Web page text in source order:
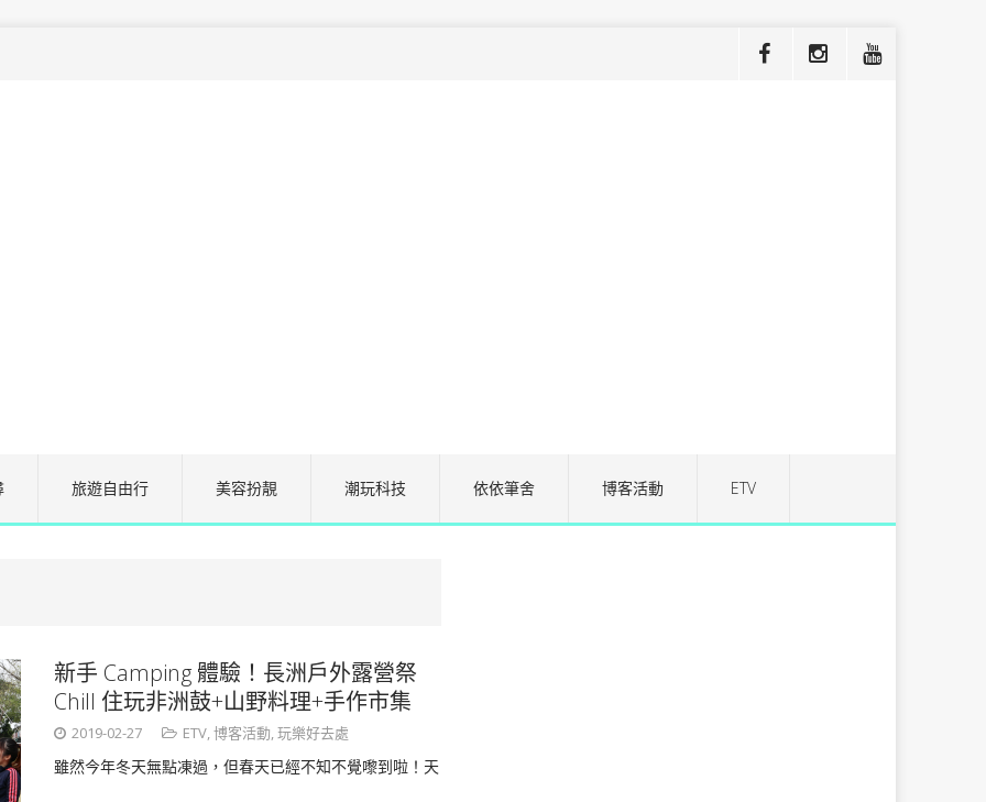
旅遊自由行 美容扮靚 潮玩科技 依依筆舍 博客活動 ETV
新手 Camping 體驗！長洲戶外露營祭
Chill 住玩非洲鼓+山野料理+手作市集
2019-02-27 ETV,博客活動,玩樂好去處
雖然今年冬天無點凍過，但春天已經不知不覺嚟到啦！天